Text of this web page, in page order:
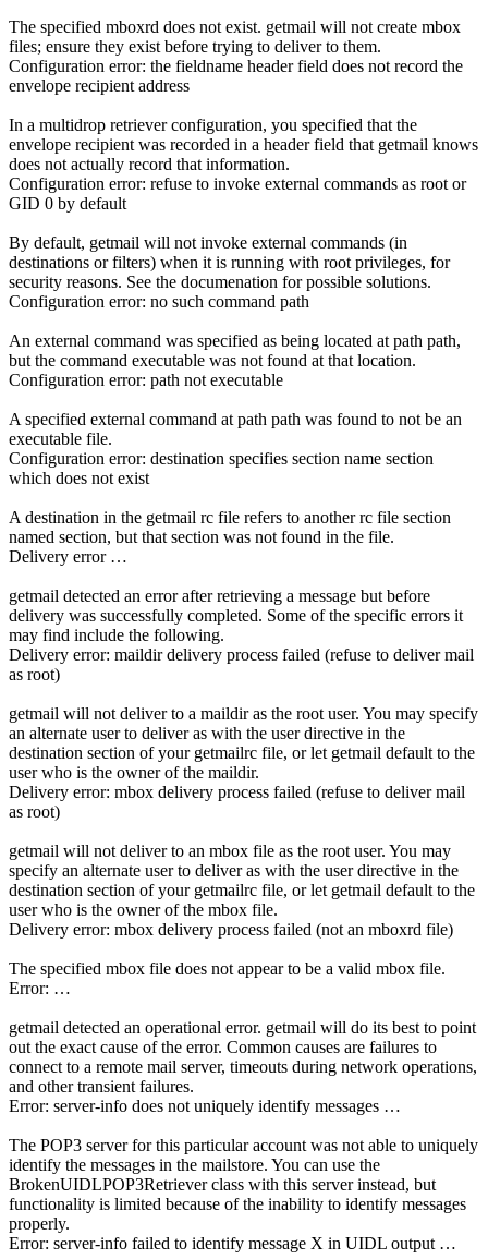
The specified mboxrd does not exist. getmail will not create mbox
files; ensure they exist before trying to deliver to them.
Configuration error: the fieldname header field does not record the
envelope recipient address
In a multidrop retriever configuration, you specified that the
envelope recipient was recorded in a header field that getmail knows
does not actually record that information.
Configuration error: refuse to invoke external commands as root or
GID 0 by default
By default, getmail will not invoke external commands (in
destinations or filters) when it is running with root privileges, for
security reasons. See the documenation for possible solutions.
Configuration error: no such command path
An external command was specified as being located at path path,
but the command executable was not found at that location.
Configuration error: path not executable
A specified external command at path path was found to not be an
executable file.
Configuration error: destination specifies section name section
which does not exist
A destination in the getmail rc file refers to another rc file section
named section, but that section was not found in the file.
Delivery error …
getmail detected an error after retrieving a message but before
delivery was successfully completed. Some of the specific errors it
may find include the following.
Delivery error: maildir delivery process failed (refuse to deliver mail
as root)
getmail will not deliver to a maildir as the root user. You may specify
an alternate user to deliver as with the user directive in the
destination section of your getmailrc file, or let getmail default to the
user who is the owner of the maildir.
Delivery error: mbox delivery process failed (refuse to deliver mail
as root)
getmail will not deliver to an mbox file as the root user. You may
specify an alternate user to deliver as with the user directive in the
destination section of your getmailrc file, or let getmail default to the
user who is the owner of the mbox file.
Delivery error: mbox delivery process failed (not an mboxrd file)
The specified mbox file does not appear to be a valid mbox file.
Error: …
getmail detected an operational error. getmail will do its best to point
out the exact cause of the error. Common causes are failures to
connect to a remote mail server, timeouts during network operations,
and other transient failures.
Error: server-info does not uniquely identify messages …
The POP3 server for this particular account was not able to uniquely
identify the messages in the mailstore. You can use the
BrokenUIDLPOP3Retriever class with this server instead, but
functionality is limited because of the inability to identify messages
properly.
Error: server-info failed to identify message X in UIDL output …